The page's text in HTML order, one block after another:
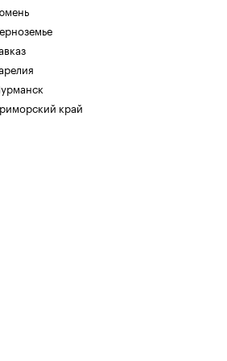
край